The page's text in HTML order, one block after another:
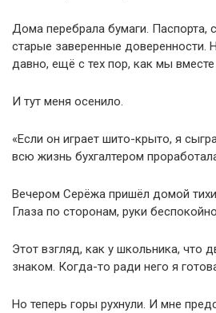
Дома перебрала бумаги. Паспорта,
старые заверенные доверенности.
давно, ещё с тех пор, как мы
И тут меня осенило.
«Если он играет шито-крыто, я
всю жизнь бухгалтером
Вечером Серёжа пришёл домой
Глаза по сторонам, руки
Этот взгляд, как у школьника, что
знаком. Когда-то ради него я
Но теперь горы рухнули. И мне